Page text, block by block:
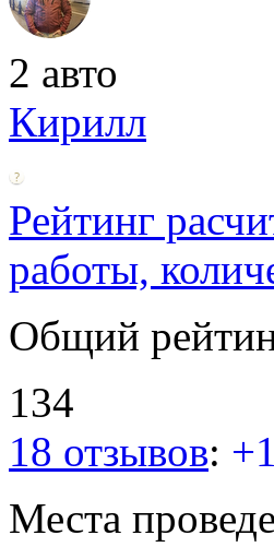
2 авто
Кирилл
Рейтинг
работы,
Общий
134
18 отзывов:
Места